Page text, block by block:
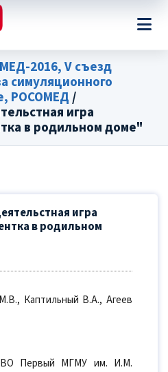
2016, V съезд
симуляционного
РОСОМЕД/
игра
в родильном доме"
игра
в родильном
Каптильный В.А., Агеев
Первый МГМУ им. И.М.